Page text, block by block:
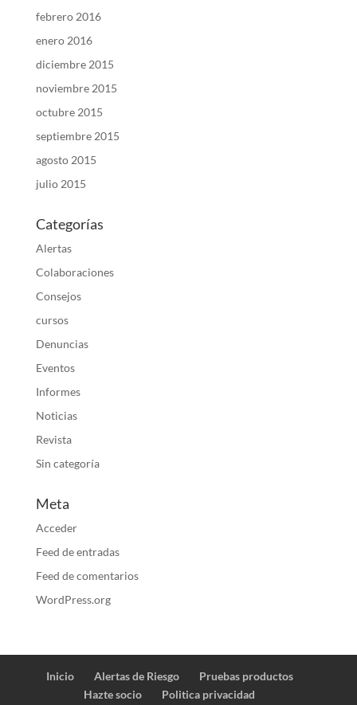
febrero 2016
enero 2016
diciembre 2015
noviembre 2015
octubre 2015
septiembre 2015
agosto 2015
julio 2015
Categorías
Alertas
Colaboraciones
Consejos
cursos
Denuncias
Eventos
Informes
Noticias
Revista
Sin categoría
Meta
Acceder
Feed de entradas
Feed de comentarios
WordPress.org
Inicio Alertas de Riesgo
Pruebas productos
Hazte socio
Politica privacidad